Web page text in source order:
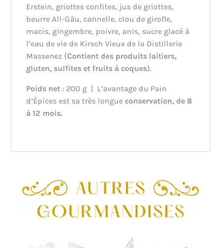
Erstein, griottes confites, jus de griottes,
beurre All-Gäu, cannelle, clou de girofle,
macis, gingembre, poivre, anis, sucre glacé à
l’eau de vie de Kirsch Vieux de la Distillerie
Massenez (Contient des produits laitiers,
gluten, sulfites et fruits à coques).
Poids net : 200 g | L’avantage du Pain
d’Épices est sa très longue conservation, de 8
à 12 mois.